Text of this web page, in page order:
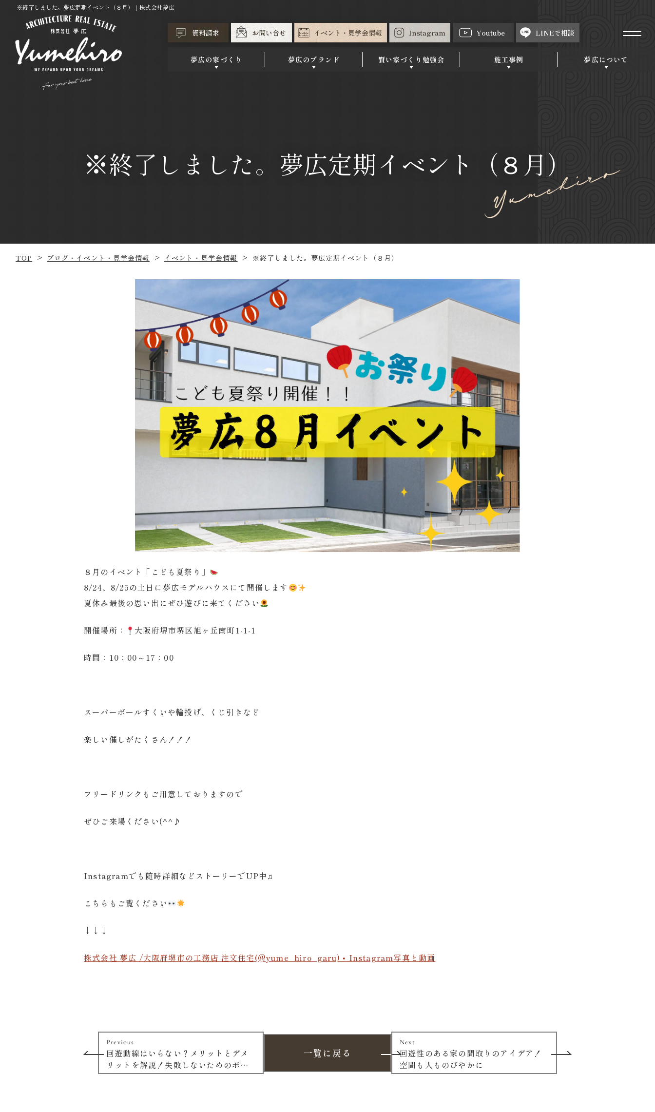
※終了しました。夢広定期イベント（８月）｜株式会社夢広
資料請求 お問い合せ イベント・見学会情報 Instagram Youtube LINEで相談
夢広の家づくり 夢広のブランド 賢い家づくり勉強会 施工事例 夢広について
※終了しました。夢広定期イベント（８月）
TOP ブログ・イベント・見学会情報 イベント・見学会情報 ※終了しました。夢広定期イベント（８月）
８月のイベント「こども夏祭り」
8/24、8/25の土日に夢広モデルハウスにて開催します
夏休み最後の思い出にぜひ遊びに来てください
開催場所： 大阪府堺市堺区旭ヶ丘南町1-1-1
時間：10：00～17：00
スーパーボールすくいや輪投げ、くじ引きなど
楽しい催しがたくさん！！！
フリードリンクもご用意しておりますので
ぜひご来場ください(^^♪
Instagramでも随時詳細などストーリーでUP中♫
こちらもご覧ください
↓↓↓
株式会社 夢広 /大阪府堺市の工務店 注文住宅(@yume_hiro_garu) • Instagram写真と動画
Previous
回遊動線はいらない？メリットとデメ
リットを解説！失敗しないためのポイ
ントも
一覧に戻る
Next
回遊性のある家の間取りのアイデア！
空間も人ものびやかに